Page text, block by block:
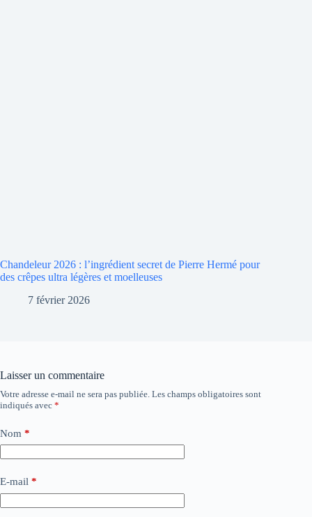
Chandeleur 2026 : l’ingrédient secret de Pierre Hermé pour
des crêpes ultra légères et moelleuses
7 février 2026
Laisser un commentaire
Votre adresse e-mail ne sera pas publiée. Les champs obligatoires sont
indiqués avec *
Nom *
E-mail *